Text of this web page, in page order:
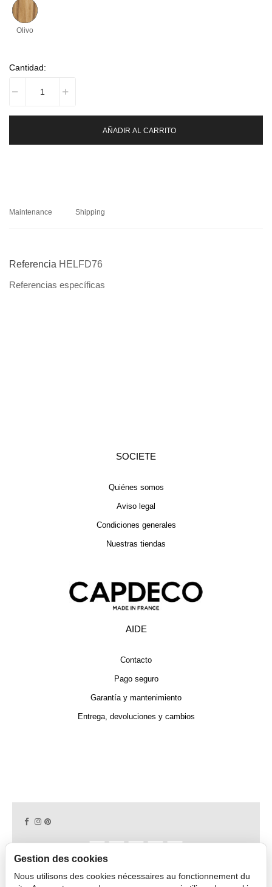
Olivo
Cantidad:
AÑADIR AL CARRITO
Maintenance Shipping
Referencia HELFD76
Referencias específicas
SOCIETE
Quiénes somos
Aviso legal
Condiciones generales
Nuestras tiendas
AIDE
Contacto
Pago seguro
Garantía y mantenimiento
Entrega, devoluciones y cambios
Copyright © 2026 CAPDECO.
Gestion des cookies
Nous utilisons des cookies nécessaires au fonctionnement du